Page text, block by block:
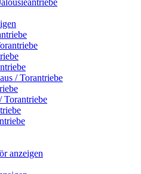
/ Torantriebe
Torantriebe
anzeigen